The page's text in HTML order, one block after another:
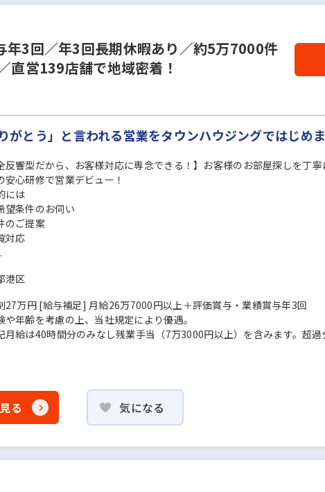
3回／年3回長期休暇あり／約5万7000件
直営139店舗で地域密着！
とう」と言われる営業をタウンハウジングではじめま
反響型だから、お客様対応に専念できる！】お客様のお部屋探しを丁
安心研修で営業デビュー！
には
条件のお伺い
のご提案
対応
港区
27万円 [給与補足] 月給26万7000円以上＋評価賞与・業績賞与年3回
年齢を考慮の上、当社規定により優遇。
給は40時間分のみなし残業手当（7万3000円以上）を含みます。超過
る 気になる